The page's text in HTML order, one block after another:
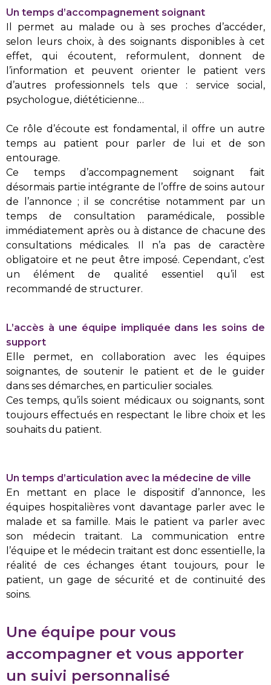
Un temps d’accompagnement soignant
Il permet au malade ou à ses proches d’accéder,
selon leurs choix, à des soignants disponibles à cet
effet, qui écoutent, reformulent, donnent de
l’information et peuvent orienter le patient vers
d’autres professionnels tels que : service social,
psychologue, diététicienne…
Ce rôle d’écoute est fondamental, il offre un autre
temps au patient pour parler de lui et de son
entourage.
Ce temps d’accompagnement soignant fait
désormais partie intégrante de l’offre de soins autour
de l’annonce ; il se concrétise notamment par un
temps de consultation paramédicale, possible
immédiatement après ou à distance de chacune des
consultations médicales. Il n’a pas de caractère
obligatoire et ne peut être imposé. Cependant, c’est
un élément de qualité essentiel qu’il est
recommandé de structurer.
L’accès à une équipe impliquée dans les soins de
support
Elle permet, en collaboration avec les équipes
soignantes, de soutenir le patient et de le guider
dans ses démarches, en particulier sociales.
Ces temps, qu’ils soient médicaux ou soignants, sont
toujours effectués en respectant le libre choix et les
souhaits du patient.
Un temps d’articulation avec la médecine de ville
En mettant en place le dispositif d’annonce, les
équipes hospitalières vont davantage parler avec le
malade et sa famille. Mais le patient va parler avec
son médecin traitant. La communication entre
l’équipe et le médecin traitant est donc essentielle, la
réalité de ces échanges étant toujours, pour le
patient, un gage de sécurité et de continuité des
soins.
Une équipe pour vous
accompagner et vous apporter
un suivi personnalisé